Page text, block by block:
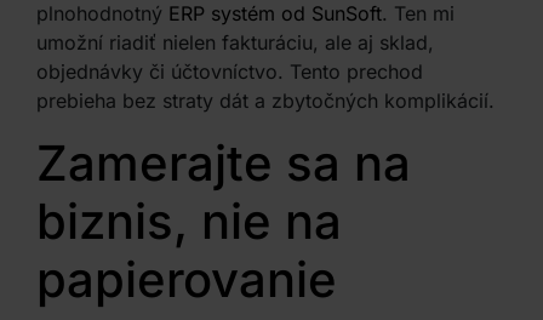
plnohodnotný ERP systém od SunSoft. Ten mi
umožní riadiť nielen fakturáciu, ale aj sklad,
objednávky či účtovníctvo. Tento prechod
prebieha bez straty dát a zbytočných komplikácií.
Zamerajte sa na
biznis, nie na
papierovanie